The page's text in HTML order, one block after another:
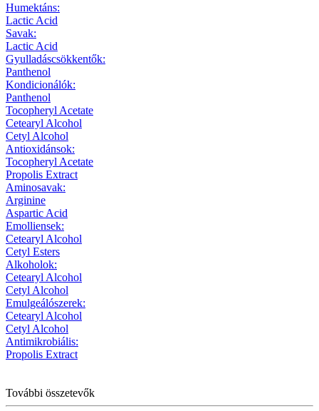
Humektáns:
Lactic Acid
Savak:
Lactic Acid
Gyulladáscsökkentők:
Panthenol
Kondicionálók:
Panthenol
Tocopheryl Acetate
Cetearyl Alcohol
Cetyl Alcohol
Antioxidánsok:
Tocopheryl Acetate
Propolis Extract
Aminosavak:
Arginine
Aspartic Acid
Emolliensek:
Cetearyl Alcohol
Cetyl Esters
Alkoholok:
Cetearyl Alcohol
Cetyl Alcohol
Emulgeálószerek:
Cetearyl Alcohol
Cetyl Alcohol
Antimikrobiális:
Propolis Extract
További összetevők